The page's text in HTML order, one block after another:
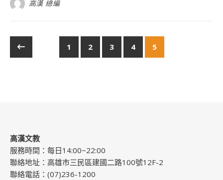
高漢 總編
1 2 3 4 5
高漢文教
服務時間：每日14:00~22:00
聯絡地址：高雄市三民區建國二路100號12F-2
聯絡電話：(07)236-1200